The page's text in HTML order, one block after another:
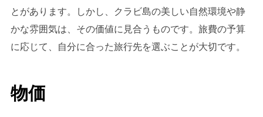
とがあります。しかし、クラビ島の美しい自然環境や静
かな雰囲気は、その価値に見合うものです。旅費の予算
に応じて、自分に合った旅行先を選ぶことが大切です。
物価